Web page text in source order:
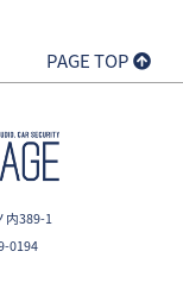
PAGE TOP
389-1
0194